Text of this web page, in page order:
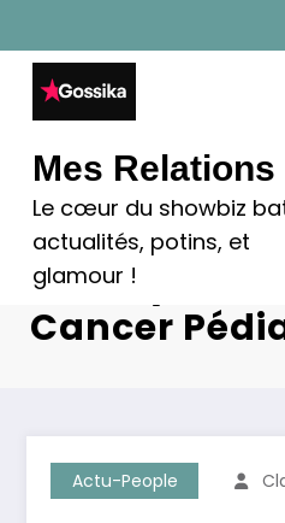
au
contenu
Mes Relations
Le cœur du showbiz
actualités, potins, et
glamour !
Le Message
Noé,
Cancer
Actu-People